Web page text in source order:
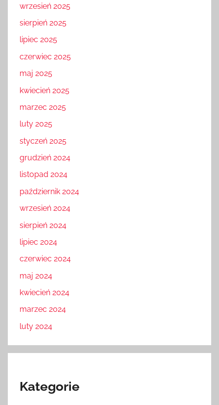
wrzesień 2025
sierpień 2025
lipiec 2025
czerwiec 2025
maj 2025
kwiecień 2025
marzec 2025
luty 2025
styczeń 2025
grudzień 2024
listopad 2024
październik 2024
wrzesień 2024
sierpień 2024
lipiec 2024
czerwiec 2024
maj 2024
kwiecień 2024
marzec 2024
luty 2024
Kategorie